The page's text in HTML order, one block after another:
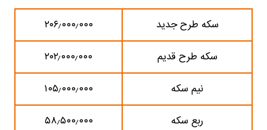
سکه طرح جدید
۲۰۶٫۰۰۰٫۰۰۰
سکه طرح قدیم
۲۰۲٫۰۰۰٫۰۰۰
نیم سکه
۱۰۵٫۰۰۰٫۰۰۰
ربع سکه
۵۸٫۵۰۰٫۰۰۰